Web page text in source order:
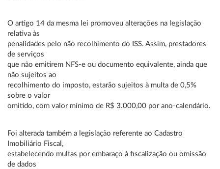
O artigo 14 da mesma lei promoveu alterações na legislação
relativa às
penalidades pelo não recolhimento do ISS. Assim, prestadores
de serviços
que não emitirem NFS-e ou documento equivalente, ainda que
não sujeitos ao
recolhimento do imposto, estarão sujeitos à multa de 0,5%
sobre o valor
omitido, com valor mínimo de R$ 3.000,00 por ano-calendário.
Foi alterada também a legislação referente ao Cadastro
Imobiliário Fiscal,
estabelecendo multas por embaraço à fiscalização ou omissão
de dados